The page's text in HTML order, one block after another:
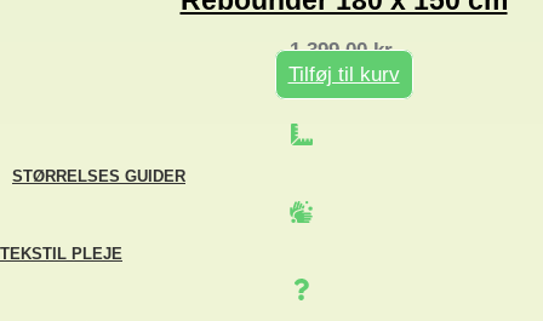
1.399,00kr.
Tilføj til kurv
STØRRELSES GUIDER
TEKSTIL PLEJE